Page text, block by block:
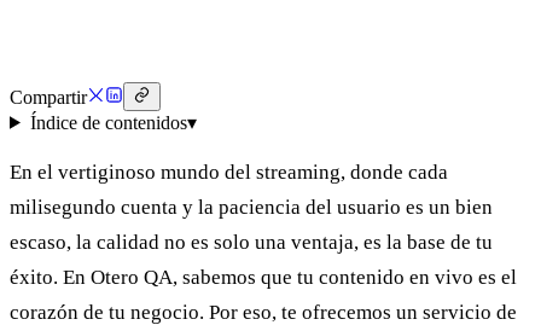
Compartir
Índice de contenidos▾
En el vertiginoso mundo del streaming, donde cada
milisegundo cuenta y la paciencia del usuario es un bien
escaso, la calidad no es solo una ventaja, es la base de tu
éxito. En Otero QA, sabemos que tu contenido en vivo es el
corazón de tu negocio. Por eso, te ofrecemos un servicio de